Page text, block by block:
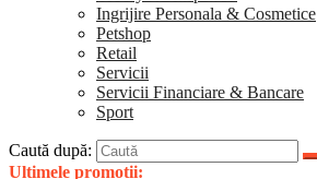
Ingrijire Personala & Cosmetice
Petshop
Retail
Servicii
Servicii Financiare & Bancare
Sport
Caută după:
Ultimele promoții: